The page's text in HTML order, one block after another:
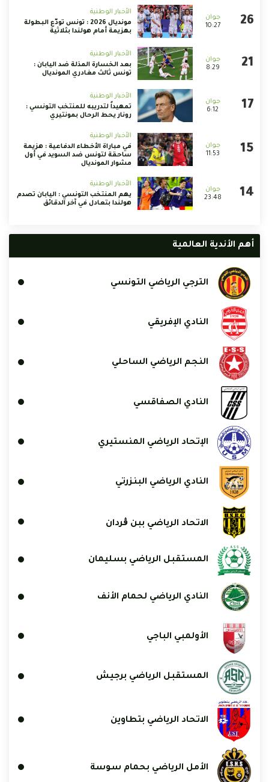
10:27
الأخبار الوطنية
مونديال 2026 : تونس تودّع البطولة
بهزيمة أمام هولندا بثلاثية
8:29
الأخبار الوطنية
بعد الخسارة المذلة ضد اليابان :
تونس ثالث مغادري المونديال
6:12
الأخبار الوطنية
تمهيداً لتدريبه للمنتخب التونسي :
رونار يحط الرحال بمونتيري
11:53
الأخبار الوطنية
في مباراة الأخطاء الدفاعية : هزيمة
ساحقة لتونس ضد السويد في أول
مشوار المونديال
23:48
الأخبار الوطنية
يهم المنتخب التونسي : اليابان تصدم
هولندا بتعادل في آخر الدقائق
أهم الأندية العالمية
الترجي الرياضي التونسي
النادي الإفريقي
النجم الرياضي الساحلي
النادي الصفاقسي
الإتحاد الرياضي المنستيري
النادي الرياضي البنزرتي
الاتحاد الرياضي ببن ڨردان
المستقبل الرياضي بسليمان
النادي الرياضي لحمام الأنف
الأولمبي الباجي
المستقبل الرياضي برجيش
الاتحاد الرياضي بتطاوين
الأمل الرياضي بحمام سوسة